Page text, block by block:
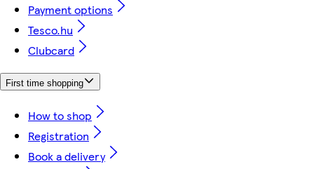
Payment options
Tesco.hu
Clubcard
First time shopping
How to shop
Registration
Book a delivery